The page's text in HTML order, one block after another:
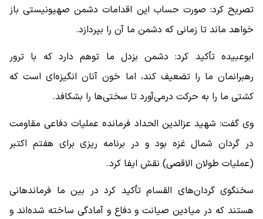
تصریح کرد: صورت ‌حساب این اقدامات دشمن صهیونیستی باز
خواهد ماند تا زمانی که دشمن ما آن را بپردازد.
ابوعبیده تأکید کرد: دشمن بزدل ما توهم دارد که با ترور
رهبرانمان ما را تضعیف کند، اما خون آنان انگیزه‌ای است که
کشتی ما را به حرکت درمی‌آورد تا سختی‌ها را بشکافد.
وی گفت: شهید عزالدین الحداد فرمانده عملیات دفاعی مقاومت
در گردان شمال غزه بود و در برنامه ریزی برای هفتم اکتبر
(عملیات طولان الاقصی) نقش ایفا کرد.
سخنگوی گردان‌های القسام تأکید کرد در بین ما فرماندهانی
هستند که در میادین صیانت و دفاع و آمادگی ساخته شده‌اند و